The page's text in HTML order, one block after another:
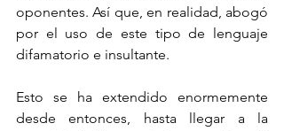
oponentes. Así que, en realidad, abogó
por el uso de este tipo de lenguaje
difamatorio e insultante.
Esto se ha extendido enormemente
desde entonces, hasta llegar a la